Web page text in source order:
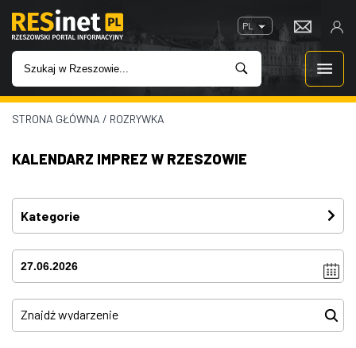
PL
WIADOMOŚCI
INWESTYCJE
IMPREZY
ROZRYWKA
W KINACH
GASTRONOMIA
STRONA GŁÓWNA / ROZRYWKA
KALENDARZ IMPREZ W RZESZOWIE
Kategorie
Festiwal
(4)
(4)
Koncerty
(81)